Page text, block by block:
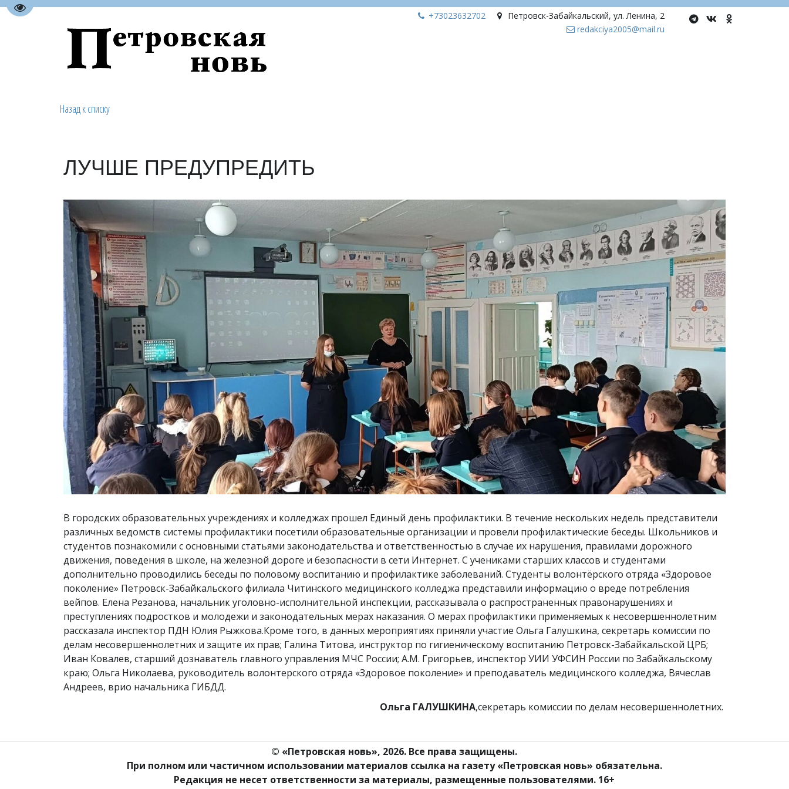
Перейти на версию для слабовидящих
Петровск-Забайкальский, ул. Ленина, 2
+73023632702
redakciya2005@mail.ru
Назад к списку
ЛУЧШЕ ПРЕДУПРЕДИТЬ
В городских образовательных учреждениях и колледжах прошел Единый день профилактики. В течение нескольких недель представители
различных ведомств системы профилактики посетили образовательные организации и провели профилактические беседы. Школьников и
студентов познакомили с основными статьями законодательства и ответственностью в случае их нарушения, правилами дорожного
движения, поведения в школе, на железной дороге и безопасности в сети Интернет. С учениками старших классов и студентами
дополнительно проводились беседы по половому воспитанию и профилактике заболеваний. Студенты волонтёрского отряда «Здоровое
поколение» Петровск-Забайкальского филиала Читинского медицинского колледжа представили информацию о вреде потребления
вейпов. Елена Резанова, начальник уголовно-исполнительной инспекции, рассказывала о распространенных правонарушениях и
преступлениях подростков и молодежи и законодательных мерах наказания. О мерах профилактики применяемых к несовершеннолетним
рассказала инспектор ПДН Юлия Рыжкова.Кроме того, в данных мероприятиях приняли участие Ольга Галушкина, секретарь комиссии по
делам несовершеннолетних и защите их прав; Галина Титова, инструктор по гигиеническому воспитанию Петровск-Забайкальской ЦРБ;
Иван Ковалев, старший дознаватель главного управления МЧС России; А.М. Григорьев, инспектор УИИ УФСИН России по Забайкальскому
краю; Ольга Николаева, руководитель волонтерского отряда «Здоровое поколение» и преподаватель медицинского колледжа, Вячеслав
Андреев, врио начальника ГИБДД.
Ольга ГАЛУШКИНА,секретарь комиссии по делам несовершеннолетних.
© «Петровская новь», 2026. Все права защищены.
При полном или частичном использовании материалов ссылка на газету «Петровская новь» обязательна.
Редакция не несет ответственности за материалы, размещенные пользователями. 16+